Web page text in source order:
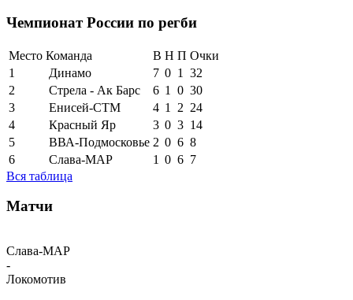
Чемпионат России по регби
Место Команда В Н П Очки
1
Динамо 7 0 1
32
2
Стрела - Ак Барс 6 1 0 30
3
Енисей-СТМ 4 1 2 24
4
Красный Яр 3 0 3 14
5
ВВА-Подмосковье 2 0 6 8
6
Слава-МАР 1 0 6 7
Вся таблица
Матчи
Слава-МАР
-
Локомотив